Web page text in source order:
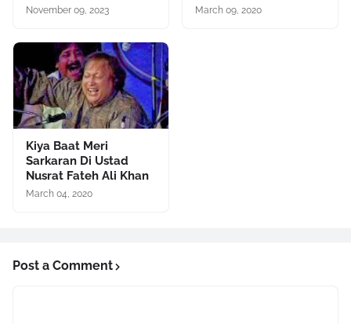
November 09, 2023 March 09, 2020
Kiya Baat Meri
Sarkaran Di Ustad
Nusrat Fateh Ali Khan
March 04, 2020
Post a Comment